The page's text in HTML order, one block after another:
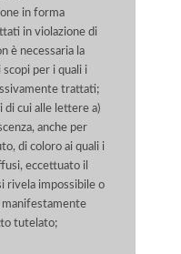
in forma
in violazione di
è necessaria la
per i quali i
trattati;
di cui alle lettere a)
anche per
di coloro ai quali i
eccettuato il
rivela impossibile o
manifestamente
tutelato;